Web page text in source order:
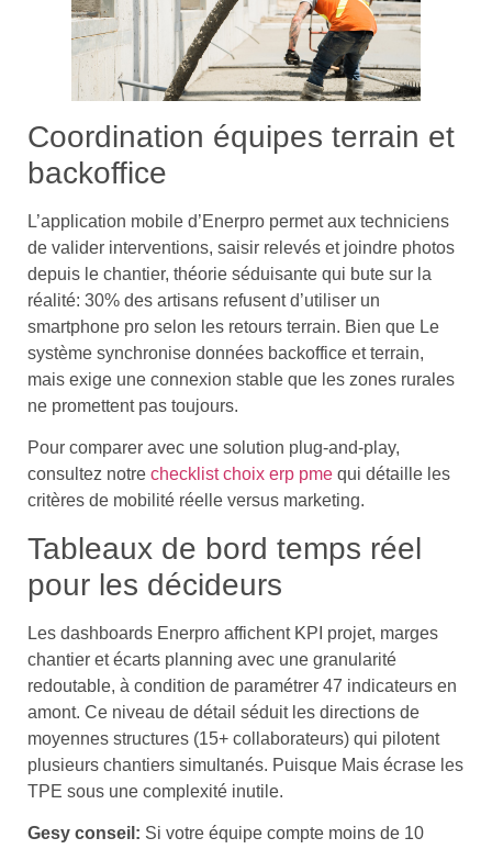
Coordination équipes terrain et
backoffice
L’application mobile d’Enerpro permet aux techniciens
de valider interventions, saisir relevés et joindre photos
depuis le chantier, théorie séduisante qui bute sur la
réalité: 30% des artisans refusent d’utiliser un
smartphone pro selon les retours terrain. Bien que Le
système synchronise données backoffice et terrain,
mais exige une connexion stable que les zones rurales
ne promettent pas toujours.
Pour comparer avec une solution plug-and-play,
consultez notre checklist choix erp pme qui détaille les
critères de mobilité réelle versus marketing.
Tableaux de bord temps réel
pour les décideurs
Les dashboards Enerpro affichent KPI projet, marges
chantier et écarts planning avec une granularité
redoutable, à condition de paramétrer 47 indicateurs en
amont. Ce niveau de détail séduit les directions de
moyennes structures (15+ collaborateurs) qui pilotent
plusieurs chantiers simultanés. Puisque Mais écrase les
TPE sous une complexité inutile.
Gesy conseil: Si votre équipe compte moins de 10